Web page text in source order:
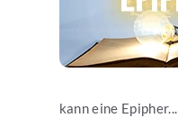
kann eine Epipher...